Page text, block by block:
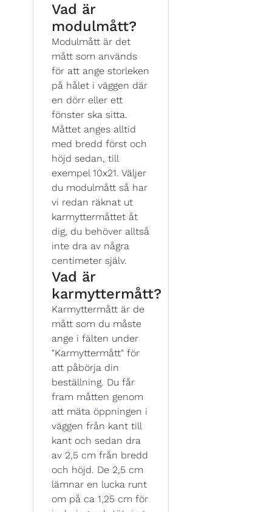
Vad är
modulmått?
Modulmått är det
mått som används
för att ange storleken
på hålet i väggen där
en dörr eller ett
fönster ska sitta.
Måttet anges alltid
med bredd först och
höjd sedan, till
exempel 10x21. Väljer
du modulmått så har
vi redan räknat ut
karmyttermåttet åt
dig, du behöver alltså
inte dra av några
centimeter själv.
Vad är
karmyttermått?
Karmyttermått är de
mått som du måste
ange i fälten under
"Karmyttermått" för
att påbörja din
beställning. Du får
fram måtten genom
att mäta öppningen i
väggen från kant till
kant och sedan dra
av 2,5 cm från bredd
och höjd. De 2,5 cm
lämnar en lucka runt
om på ca 1,25 cm för